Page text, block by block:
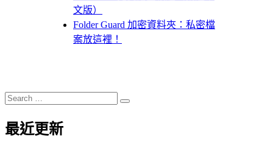
文版）
Folder Guard 加密資料夾：私密檔
案放這裡！
Search
for:
Search
最近更新